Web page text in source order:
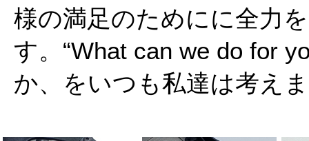
様の満足のためにに全力
す。“What can we do for
か、をいつも私達は考え